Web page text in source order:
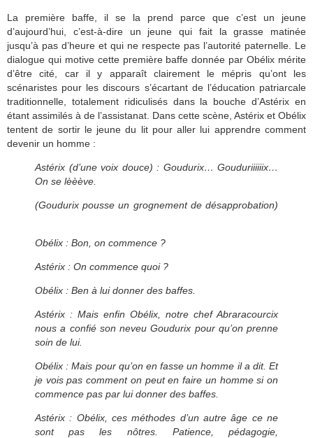
La première baffe, il se la prend parce que c’est un jeune
d’aujourd’hui, c’est-à-dire un jeune qui fait la grasse matinée
jusqu’à pas d’heure et qui ne respecte pas l’autorité paternelle. Le
dialogue qui motive cette première baffe donnée par Obélix mérite
d’être cité, car il y apparaît clairement le mépris qu’ont les
scénaristes pour les discours s’écartant de l’éducation patriarcale
traditionnelle, totalement ridiculisés dans la bouche d’Astérix en
étant assimilés à de l’assistanat. Dans cette scène, Astérix et Obélix
tentent de sortir le jeune du lit pour aller lui apprendre comment
devenir un homme :
Astérix (d’une voix douce) : Goudurix… Gouduriiiiiix…
On se lèèève.
(Goudurix pousse un grognement de désapprobation)
Obélix : Bon, on commence ?
Astérix : On commence quoi ?
Obélix : Ben à lui donner des baffes.
Astérix : Mais enfin Obélix, notre chef Abraracourcix
nous a confié son neveu Goudurix pour qu’on prenne
soin de lui.
Obélix : Mais pour qu’on en fasse un homme il a dit. Et
je vois pas comment on peut en faire un homme si on
commence pas par lui donner des baffes.
Astérix : Obélix, ces méthodes d’un autre âge ce ne
sont pas les nôtres. Patience, pédagogie,